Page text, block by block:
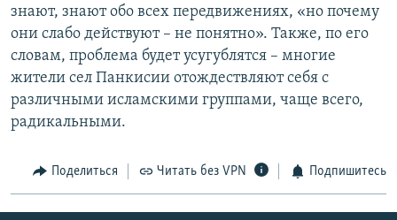
знают, знают обо всех передвижениях, «но почему
они слабо действуют – не понятно». Также, по его
словам, проблема будет усугублятся – многие
жители сел Панкисии отождествляют себя с
различными исламскими группами, чаще всего,
радикальными.
Поделиться Читать без VPN Подпишитесь